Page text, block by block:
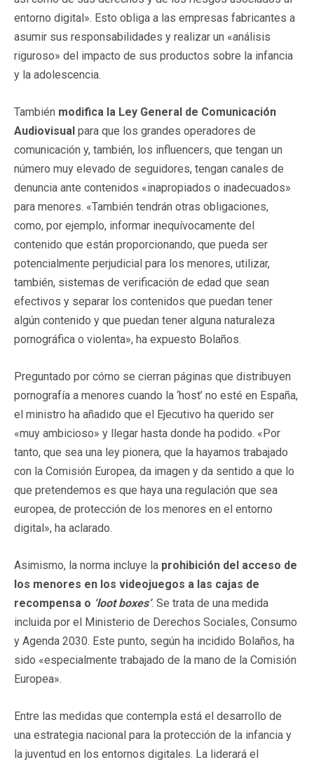
entorno digital». Esto obliga a las empresas fabricantes a
asumir sus responsabilidades y realizar un «análisis
riguroso» del impacto de sus productos sobre la infancia
y la adolescencia.
También modifica la Ley General de Comunicación
Audiovisual para que los grandes operadores de
comunicación y, también, los influencers, que tengan un
número muy elevado de seguidores, tengan canales de
denuncia ante contenidos «inapropiados o inadecuados»
para menores. «También tendrán otras obligaciones,
como, por ejemplo, informar inequívocamente del
contenido que están proporcionando, que pueda ser
potencialmente perjudicial para los menores, utilizar,
también, sistemas de verificación de edad que sean
efectivos y separar los contenidos que puedan tener
algún contenido y que puedan tener alguna naturaleza
pornográfica o violenta», ha expuesto Bolaños.
Preguntado por cómo se cierran páginas que distribuyen
pornografía a menores cuando la ‘host’ no esté en España,
el ministro ha añadido que el Ejecutivo ha querido ser
«muy ambicioso» y llegar hasta donde ha podido. «Por
tanto, que sea una ley pionera, que la hayamos trabajado
con la Comisión Europea, da imagen y da sentido a que lo
que pretendemos es que haya una regulación que sea
europea, de protección de los menores en el entorno
digital», ha aclarado.
Asimismo, la norma incluye la prohibición del acceso de
los menores en los videojuegos a las cajas de
recompensa o ‘loot boxes’. Se trata de una medida
incluida por el Ministerio de Derechos Sociales, Consumo
y Agenda 2030. Este punto, según ha incidido Bolaños, ha
sido «especialmente trabajado de la mano de la Comisión
Europea».
Entre las medidas que contempla está el desarrollo de
una estrategia nacional para la protección de la infancia y
la juventud en los entornos digitales. La liderará el